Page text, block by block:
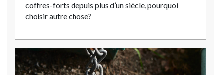
coffres-forts depuis plus d’un siècle, pourquoi
choisir autre chose?